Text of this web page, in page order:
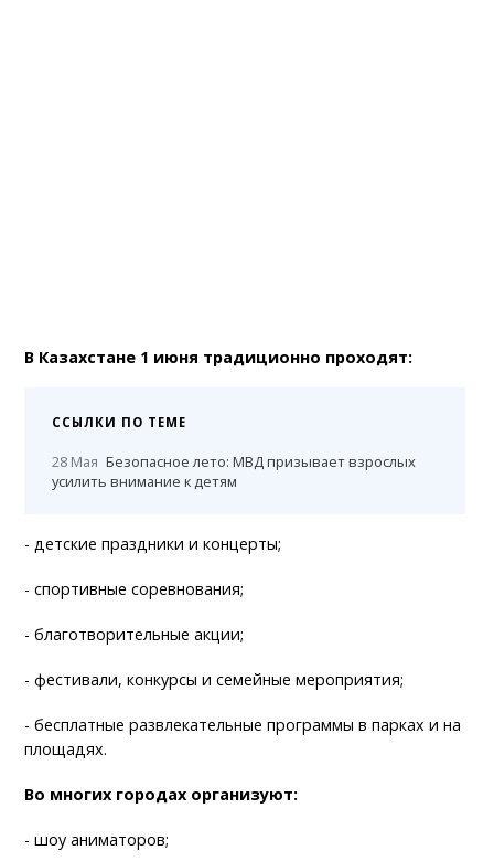
В Казахстане 1 июня традиционно проходят:
ССЫЛКИ ПО ТЕМЕ
28 Мая Безопасное лето: МВД призывает взрослых
усилить внимание к детям
- детские праздники и концерты;
- спортивные соревнования;
- благотворительные акции;
- фестивали, конкурсы и семейные мероприятия;
- бесплатные развлекательные программы в парках и на
площадях.
Во многих городах организуют:
- шоу аниматоров;